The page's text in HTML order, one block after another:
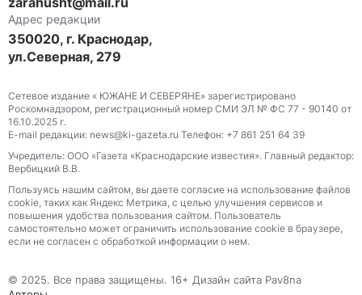
Адрес редакции
350020, г. Краснодар,
ул.Северная, 279
Сетевое издание « ЮЖАНЕ И СЕВЕРЯНЕ» зарегистрировано
Роскомнадзором, регистрационный номер СМИ ЭЛ № ФС 77 - 90140 от
16.10.2025 г.
E-mail редакции: news@ki-gazeta.ru Телефон: +7 861 251 64 39
Учредитель: ООО «Газета «Краснодарские известия». Главный редактор:
Вербицкий В.В.
Пользуясь нашим сайтом, вы даете согласие на использование файлов
сооkіе, таких как Яндекс Метрика, с целью улучшения сервисов и
повышения удобства пользования сайтом. Пользователь
самостоятельно может ограничить использование сооkіе в браузере,
если не согласен с обработкой информации о нем.
© 2025. Все права защищены. 16+ Дизайн сайта Pav8na